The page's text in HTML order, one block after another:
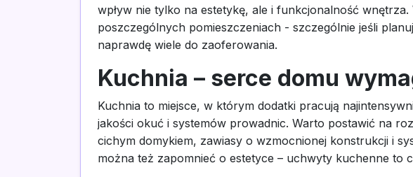
wpływ nie tylko na estetykę, ale i funkcjonalność
poszczególnych pomieszczeniach - szczególnie jeśli
naprawdę wiele do zaoferowania.
Kuchnia – serce domu
Kuchnia to miejsce, w którym dodatki pracują
jakości okuć i systemów prowadnic. Warto postawić na
cichym domykiem, zawiasy o wzmocnionej konstrukcji i
można też zapomnieć o estetyce – uchwyty kuchenne to